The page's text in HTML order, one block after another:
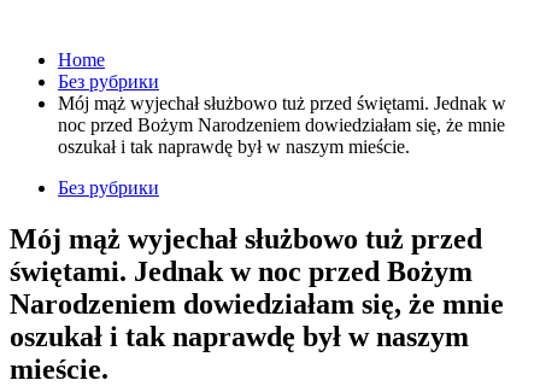
Home
Без рубрики
Mój mąż wyjechał służbowo tuż przed świętami. Jednak w
noc przed Bożym Narodzeniem dowiedziałam się, że mnie
oszukał i tak naprawdę był w naszym mieście.
Без рубрики
Mój mąż wyjechał służbowo tuż przed
świętami. Jednak w noc przed Bożym
Narodzeniem dowiedziałam się, że mnie
oszukał i tak naprawdę był w naszym
mieście.